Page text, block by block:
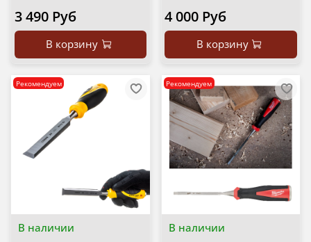
3 490 Руб
В корзину
4 000 Руб
В корзину
В наличии
Рекомендуем
В наличии
Рекомендуем